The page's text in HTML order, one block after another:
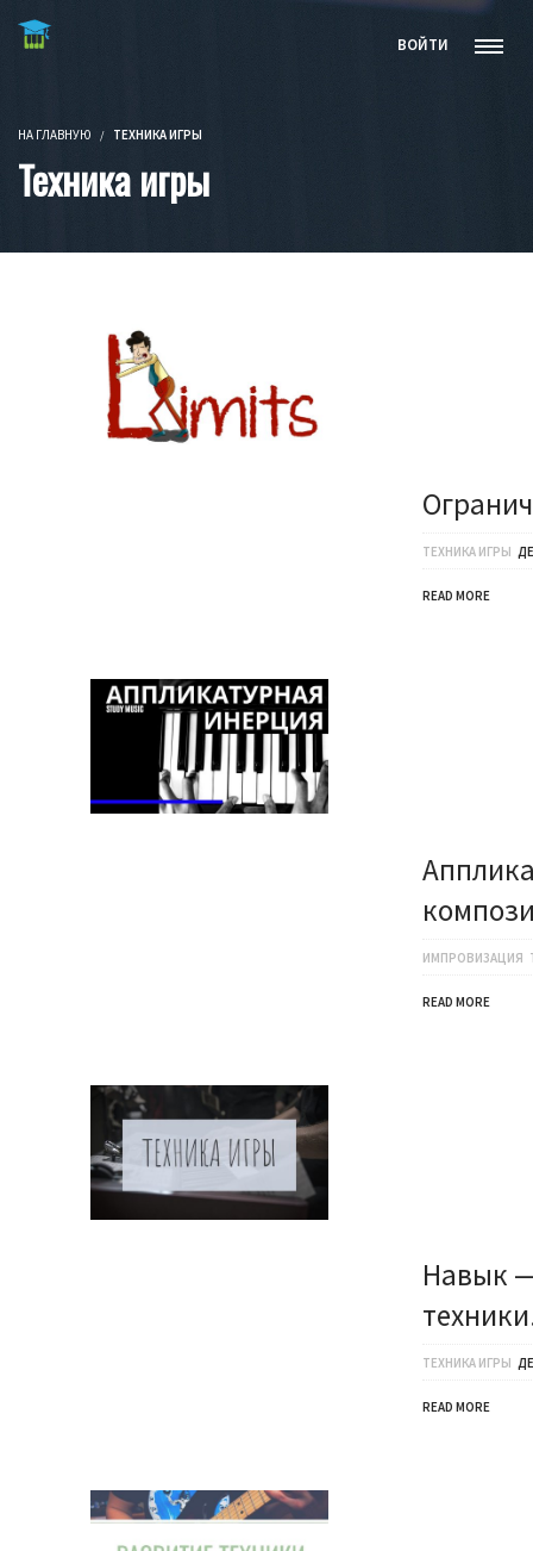
Бесплатные видеокурсы и книги
ВОЙТИ
НА ГЛАВНУЮ ТЕХНИКА ИГРЫ
Техника игры
ТЕХНИКА ИГРЫ
READ MORE
ИМПРОВИЗАЦИЯ
READ MORE
Навык
ТЕХНИКА ИГРЫ
READ MORE